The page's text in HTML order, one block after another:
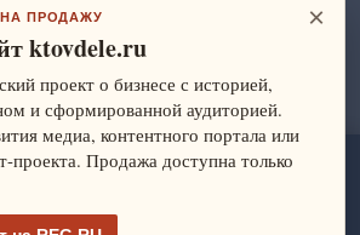
ведение бизнеса. Все права защищены.
Политика конфиденциальности
×
ПРОДАЖУ
ktovdele.ru
проект о бизнесе с историей,
и сформированной аудиторией.
медиа, контентного портала или
проекта. Продажа доступна только